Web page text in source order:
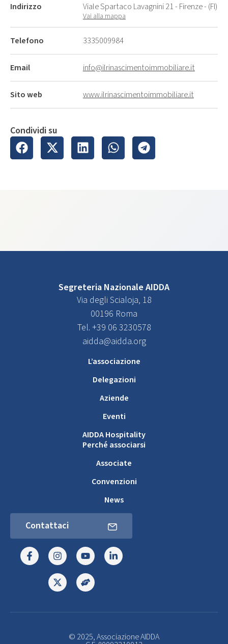
Indirizzo Viale Spartaco Lavagnini 21 - Firenze - (FI)
Vai alla mappa
Telefono 3335009984
Email info@ilrinascimentoimmobiliare.it
Sito web www.ilrinascimentoimmobiliare.it
Condividi su
Segreteria Nazionale AIDDA
Via degli Scialoja, 18
00196 Roma
Tel. +39 06 3230578
aidda@aidda.org
L’associazione
Delegazioni
Aziende
Eventi
AIDDA Hospitality
Perché associarsi
Associate
Convenzioni
News
Contattaci
© 2025, Associazione AIDDA